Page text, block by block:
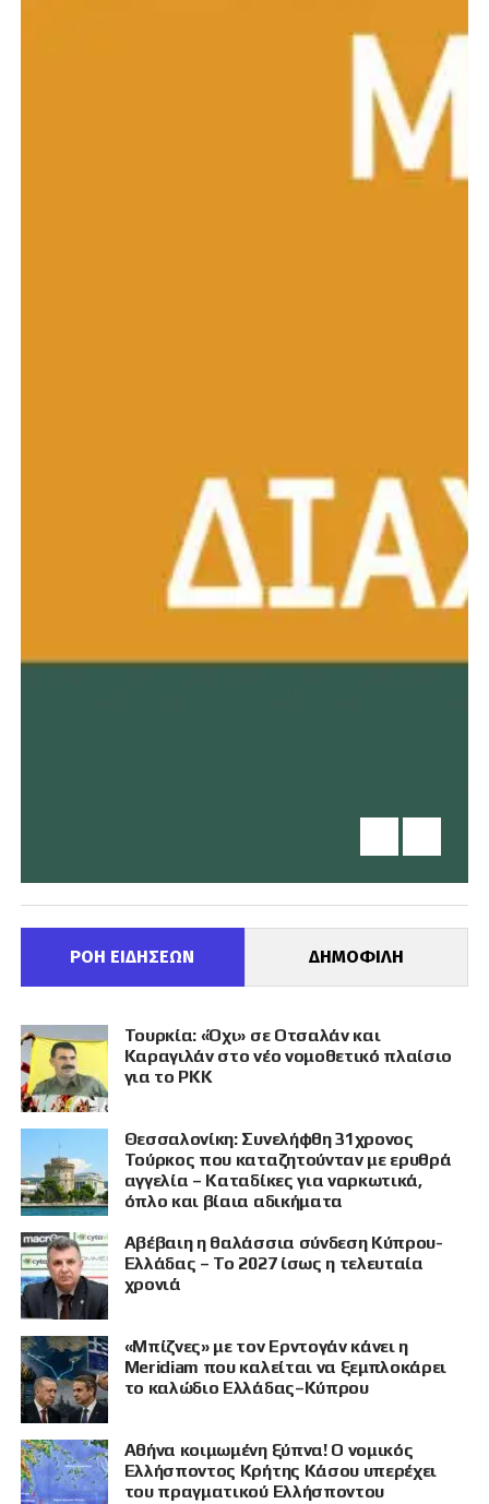
ΠΡΟΒΟΛΗ
ΡΟΗ ΕΙΔΗΣΕΩΝ ΔΗΜΟΦΙΛΗ
Τουρκία: «Όχι» σε Οτσαλάν και
Καραγιλάν στο νέο νομοθετικό πλαίσιο
για το PKK
Θεσσαλονίκη: Συνελήφθη 31χρονος
Τούρκος που καταζητούνταν με ερυθρά
αγγελία – Καταδίκες για ναρκωτικά,
όπλο και βίαια αδικήματα
Αβέβαιη η θαλάσσια σύνδεση Κύπρου-
Ελλάδας – Το 2027 ίσως η τελευταία
χρονιά
«Μπίζνες» με τον Ερντογάν κάνει η
Meridiam που καλείται να ξεμπλοκάρει
το καλώδιο Ελλάδας–Κύπρου
Αθήνα κοιμωμένη ξύπνα! Ο νομικός
Ελλήσποντος Κρήτης Κάσου υπερέχει
του πραγματικού Ελλήσποντου